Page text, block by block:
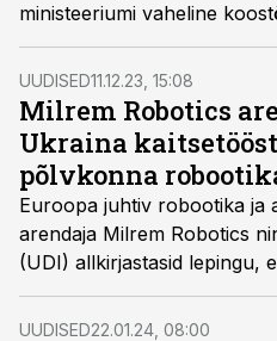
ministeeriumi vaheline
sõlmimisega jätkatakse
edukat koostööd, mille
ettevõtted juba mõnda aega
kaitsevõime arendamisse.
UUDISED11.12.23, 15:08
Milrem Robotics
Ukraina
põlvkonna
Euroopa juhtiv robootika ja
arendaja Milrem Robotics
(UDI) allkirjastasid lepingu,
põlvkonna
UUDISED22.01.24, 08:00